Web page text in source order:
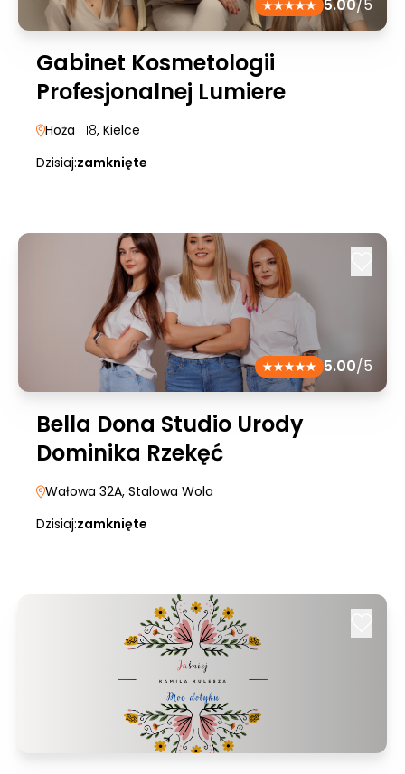
5.00/5
Gabinet Kosmetologii
Profesjonalnej Lumiere
Hoża | 18, Kielce
Dzisiaj:zamknięte
5.00/5
Bella Dona Studio Urody
Dominika Rzekęć
Wałowa 32A, Stalowa Wola
Dzisiaj:zamknięte